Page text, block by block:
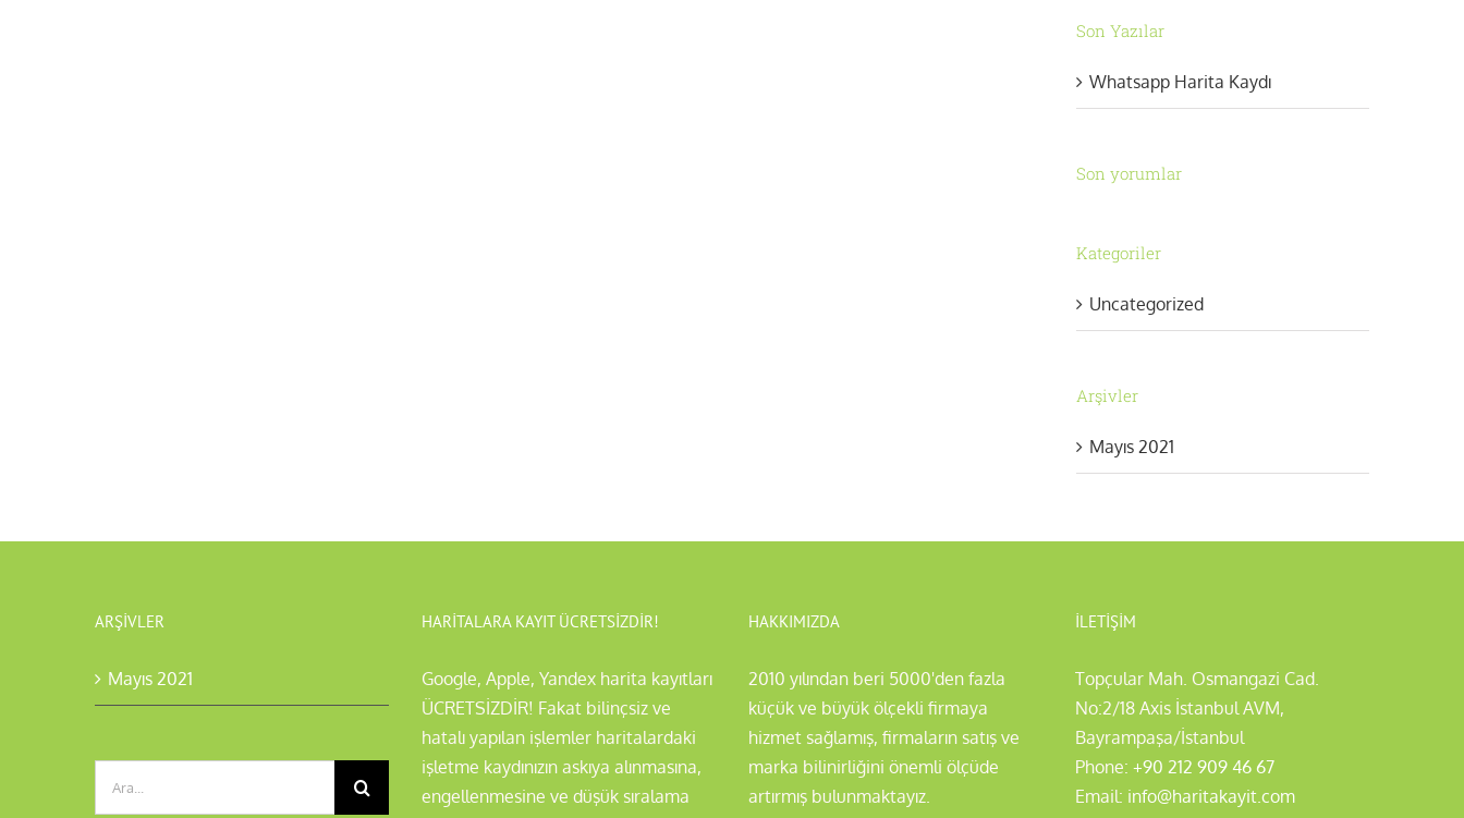
Son Yazılar
Whatsapp Harita Kaydı
Son yorumlar
Kategoriler
Uncategorized
Arşivler
Mayıs 2021
ARŞIVLER
Mayıs 2021
HARITALARA KAYIT ÜCRETSİZDİR!
Google, Apple, Yandex harita kayıtları
ÜCRETSİZDİR! Fakat bilinçsiz ve
hatalı yapılan işlemler haritalardaki
işletme kaydınızın askıya alınmasına,
engellenmesine ve düşük sıralama
HAKKIMIZDA
2010 yılından beri 5000'den fazla
küçük ve büyük ölçekli firmaya
hizmet sağlamış, firmaların satış ve
marka bilinirliğini önemli ölçüde
artırmış bulunmaktayız.
İLETIŞIM
Topçular Mah. Osmangazi Cad.
No:2/18 Axis İstanbul AVM,
Bayrampaşa/İstanbul
Phone: +90 212 909 46 67
Email: info@haritakayit.com